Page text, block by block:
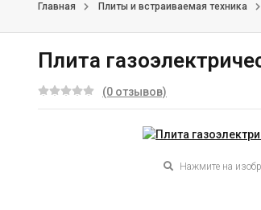
Главная Плиты и встраиваемая техника
Плита
(0 отзывов)
Нажмите на